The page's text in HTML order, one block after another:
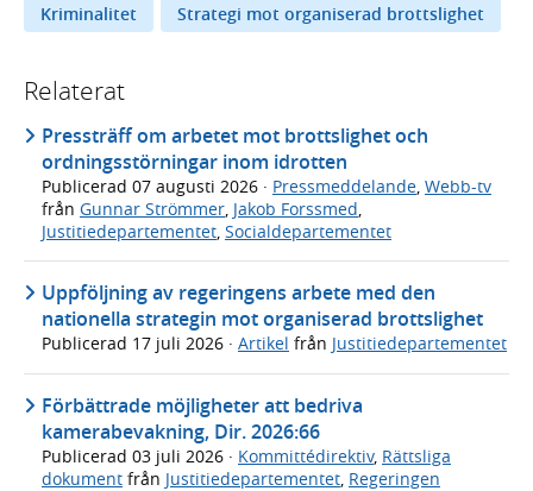
Kriminalitet
Strategi mot organiserad brottslighet
Relaterat
Pressträff om arbetet mot brottslighet och
ordningsstörningar inom idrotten
Publicerad 07 augusti 2026 · Pressmeddelande Webb-tv
från Gunnar Strömmer Jakob Forssmed
Justitiedepartementet Socialdepartementet
Uppföljning av regeringens arbete med den
nationella strategin mot organiserad brottslighet
Publicerad 17 juli 2026 · Artikel från Justitiedepartementet
Förbättrade möjligheter att bedriva
kamerabevakning, Dir. 2026:66
Publicerad 03 juli 2026 · Kommittédirektiv, Rättsliga
dokument från Justitiedepartementet, Regeringen